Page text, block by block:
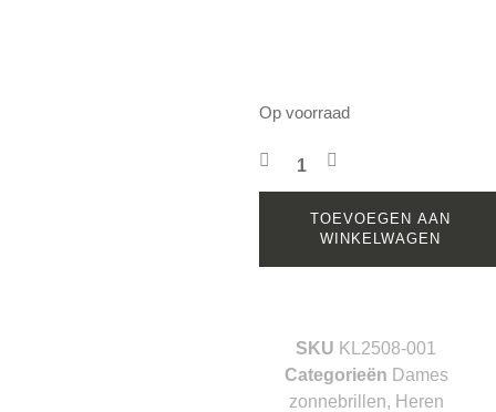
Op voorraad
TOEVOEGEN AAN
WINKELWAGEN
SKU KL2508-001
Categorieën Dames
zonnebrillen, Heren